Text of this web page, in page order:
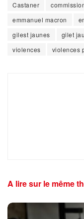
Castaner
emmanuel macron
gilest jaunes
gilet
violences
violences
A lire sur le même